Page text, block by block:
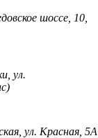
шоссе, 10,
ул.
ул. Красная, 5А